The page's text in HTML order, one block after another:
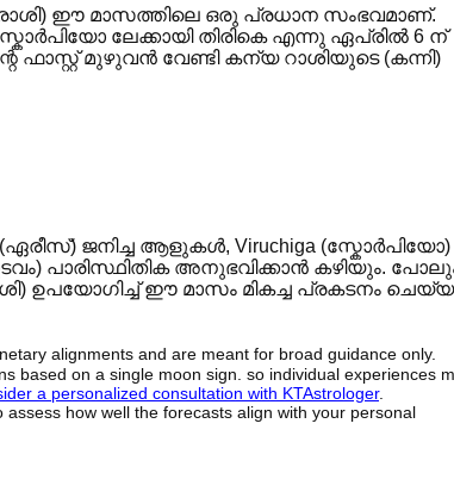
ഈ മാസത്തിലെ ഒരു പ്രധാന സംഭവമാണ്.
ലേക്കായി തിരികെ എന്നു ഏപ്രിൽ 6 ന്
ഫാസ്റ്റ് മുഴുവൻ വേണ്ടി കന്യ റാശിയുടെ (കന്നി)
ജനിച്ച ആളുകൾ, Viruchiga (സ്കോർപിയോ)
പാരിസ്ഥിതിക അനുഭവിക്കാൻ കഴിയും.
ഉപയോഗിച്ച് ഈ മാസം മികച്ച പ്രകടനം
alignments and are meant for broad guidance only.
based on a single moon sign. so individual experiences
a personalized consultation with KTAstrologer.
assess how well the forecasts align with your personal